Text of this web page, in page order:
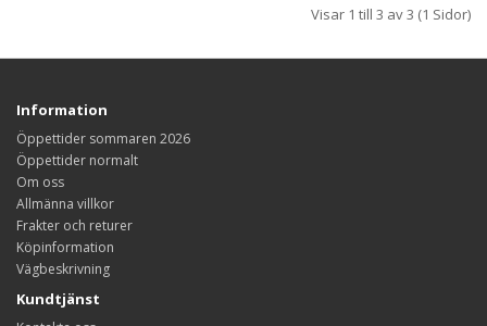
Visar 1 till 3 av 3 (1 Sidor)
Information
Öppettider sommaren 2026
Öppettider normalt
Om oss
Allmänna villkor
Frakter och returer
Köpinformation
Vägbeskrivning
Kundtjänst